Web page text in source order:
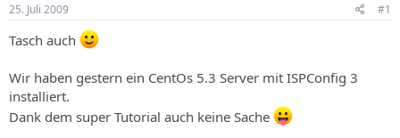
e
r
d
s
T
h
n
g
d
t
25. Juli 2009 #1
Tasch auch
Wir haben gestern ein CentOs 5.3 Server mit ISPConfig 3
installiert.
Dank dem super Tutorial auch keine Sache